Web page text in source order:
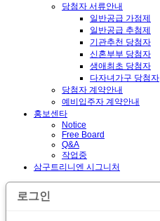
당첨자 서류안내
일반공급 가점제
일반공급 추첨제
기관추천 당첨자
신혼부부 당첨자
생애최초 당첨자
다자녀가구 당첨자
당첨자 계약안내
예비입주자 계약안내
홍보센타
Notice
Free Board
Q&A
작업중
삼구트리니엔 시그니처
로그인